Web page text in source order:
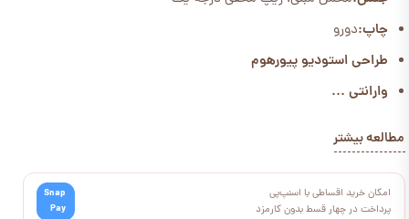
چاپ:دورو
طراحی استودیو پیورهوم
وارانتی ...
مطالعه بیشتر
امکان خرید اقساطی با اسنپ‌پی
پرداخت در چهار قسط بدون کارمزد
Snap
Pay